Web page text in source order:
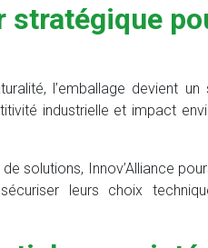
stratégique
l’emballage devient
industrielle et impact
solutions, Innov’Alliance
leurs choix